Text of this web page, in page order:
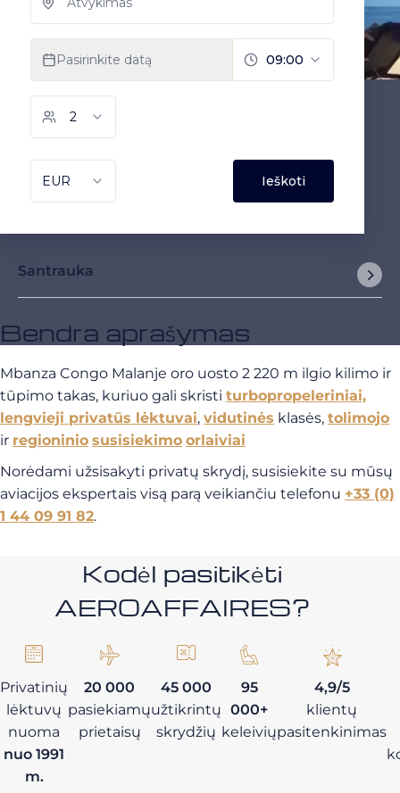
Santrauka
Bendra aprašymas
Mbanza Congo Malanje oro uosto 2 220 m ilgio kilimo ir
tūpimo takas, kuriuo gali skristi turbopropeleriniai,
lengvieji privatūs lėktuvai, vidutinės klasės, tolimojo
ir regioninio susisiekimo orlaiviai
Norėdami užsisakyti privatų skrydį, susisiekite su mūsų
aviacijos ekspertais visą parą veikiančiu telefonu +33 (0)
1 44 09 91 82.
Kodėl pasitikėti
AEROAFFAIRES?
Privatinių
lėktuvų
nuoma
nuo 1991
m.
20 000
pasiekiamų
prietaisų
45 000
užtikrintų
skrydžių
95
000+
keleivių
4,9/5
klientų
pasitenkinimas